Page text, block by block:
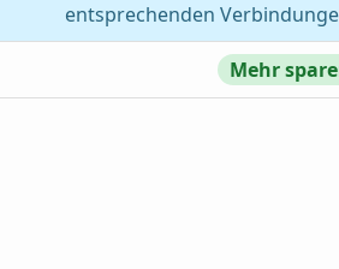
entsprechenden
Mehr